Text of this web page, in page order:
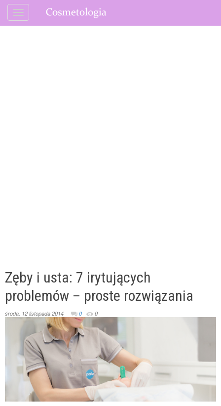
Zęby i usta: 7 irytujących
problemów – proste rozwiązania
środa, 12 listopada 2014 0 0